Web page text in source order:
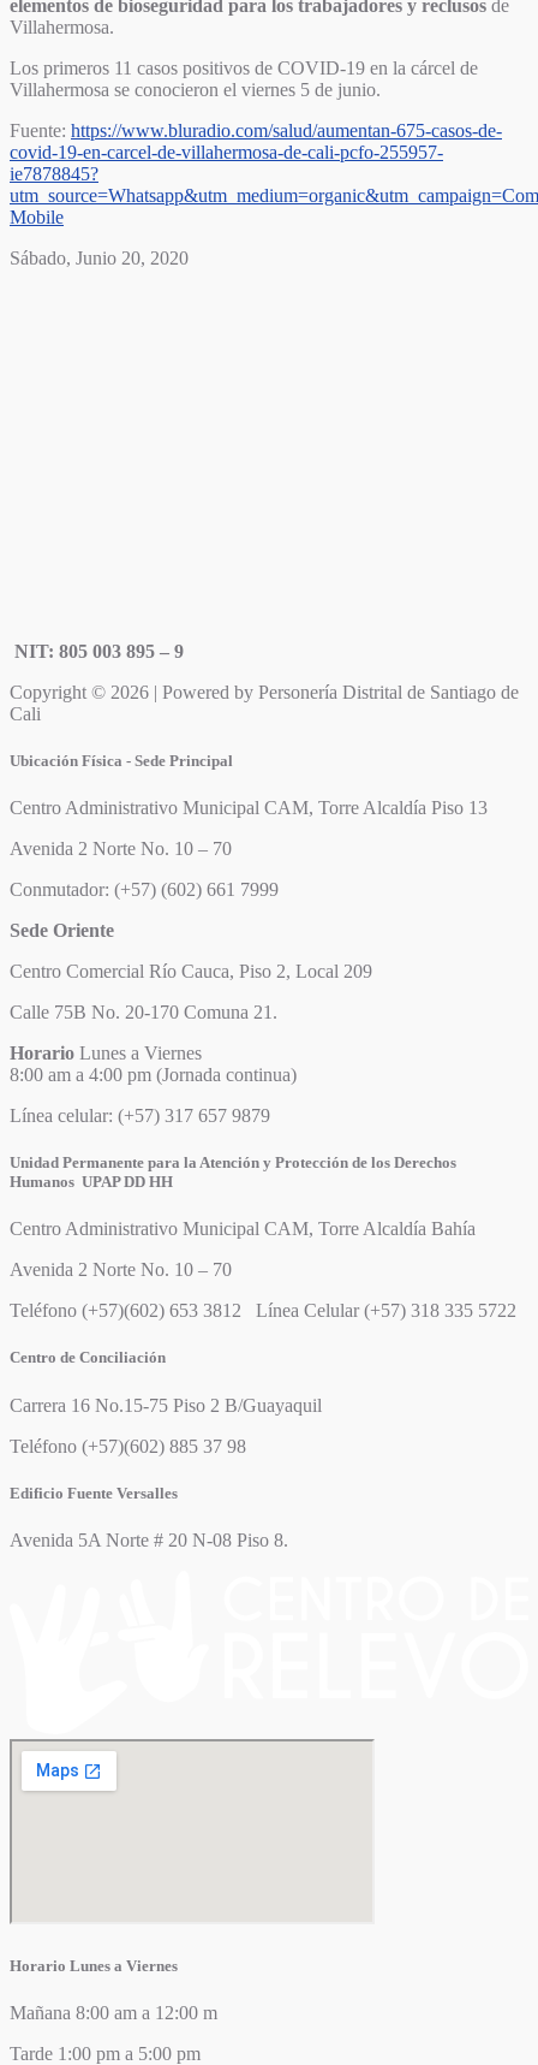
elementos de bioseguridad para los trabajadores y reclusos de
Villahermosa.
Los primeros 11 casos positivos de COVID-19 en la cárcel de
Villahermosa se conocieron el viernes 5 de junio.
Fuente: https://www.bluradio.com/salud/aumentan-675-casos-de-
covid-19-en-carcel-de-villahermosa-de-cali-pcfo-255957-
ie7878845?
Mobile
Sábado, Junio 20, 2020
NIT: 805 003 895 – 9
Copyright © 2026 | Powered by Personería Distrital de Santiago de
Cali
Ubicación Física - Sede Principal
Centro Administrativo Municipal CAM, Torre Alcaldía Piso 13
Avenida 2 Norte No. 10 – 70
Conmutador: (+57) (602) 661 7999
Sede Oriente
Centro Comercial Río Cauca, Piso 2, Local 209
Calle 75B No. 20-170 Comuna 21.
Horario Lunes a Viernes
8:00 am a 4:00 pm (Jornada continua)
Línea celular: (+57) 317 657 9879
Unidad Permanente para la Atención y Protección de los Derechos
Humanos UPAP DD HH
Centro Administrativo Municipal CAM, Torre Alcaldía Bahía
Avenida 2 Norte No. 10 – 70
Teléfono (+57)(602) 653 3812 Línea Celular (+57) 318 335 5722
Centro de Conciliación
Carrera 16 No.15-75 Piso 2 B/Guayaquil
Teléfono (+57)(602) 885 37 98
Edificio Fuente Versalles
Avenida 5A Norte # 20 N-08 Piso 8.
Horario Lunes a Viernes
Mañana 8:00 am a 12:00 m
Tarde 1:00 pm a 5:00 pm